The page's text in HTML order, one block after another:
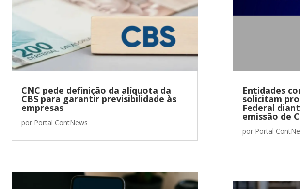
CNC pede definição da alíquota da
CBS para garantir previsibilidade às
empresas
por Portal ContNews
Entidades
solicitam
Federal
emissão de
por Portal